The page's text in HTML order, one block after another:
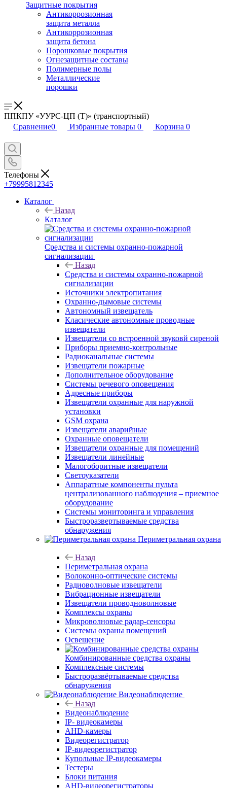
Защитные покрытия
Антикоррозионная
защита металла
Антикоррозионная
защита бетона
Порошковые покрытия
Огнезащитные составы
Полимерные полы
Металлические
порошки
ППКПУ «УУРС-ЦП (Т)» (транспортный)
Сравнение0 Избранные товары 0 Корзина 0
Телефоны
+79995812345
Каталог
Назад
Каталог
Средства и системы охранно-пожарной
сигнализации
Назад
Средства и системы охранно-пожарной
сигнализации
Источники электропитания
Охранно-дымовые системы
Автономный извещатель
Класические автономные проводные
извещатели
Извещатели со встроенной звуковй сиреной
Приборы приемно-контрольные
Радиоканальные системы
Извещатели пожарные
Дополнительное оборудование
Системы речевого оповещения
Адресные приборы
Извещатели охранные для наружной
установки
GSM охрана
Извещатели аварийные
Охранные оповещатели
Извещатели охранные для помещений
Извещатели линейные
Малогоборитные извещатели
Светоуказатели
Аппаратные компоненты пульта
централизованного наблюдения – приемное
оборудование
Системы мониторинга и управления
Быстроразвертываемые средства
обнаружения
Периметральная охрана
Назад
Периметральная охрана
Волоконно-оптические системы
Радиоволновые извещатели
Вибрационные извещатели
Извещатели проводноволновые
Комплексы охраны
Микроволновые радар-сенсоры
Системы охраны помещений
Освещение
Комбинированные средства охраны
Комплексные системы
Быстроразвёртываемые средства
обнаружения
Видеонаблюдение
Назад
Видеонаблюдение
IP- видеокамеры
AHD-камеры
Видеорегистратор
IP-видеорегистратор
Купольные IP-видеокамеры
Тестеры
Блоки питания
AHD-видеорегистраторы